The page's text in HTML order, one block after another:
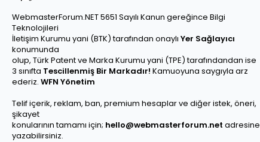
WebmasterForum.NET 5651 Sayılı Kanun gereğince Bilgi
Teknolojileri
İletişim Kurumu yani (BTK) tarafından onaylı Yer Sağlayıcı
konumunda
olup, Türk Patent ve Marka Kurumu yani (TPE) tarafındandan ise
3 sınıfta Tescillenmiş Bir Markadır! Kamuoyuna saygıyla arz
ederiz. WFN Yönetim
Telif içerik, reklam, ban, premium hesaplar ve diğer istek, öneri,
şikayet
konularının tamamı için; hello@webmasterforum.net adresine
yazabilirsiniz.